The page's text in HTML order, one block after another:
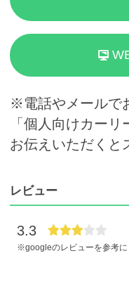
※電話やメールで
「個人向けカー
お伝えいただくと
レビュー
3.3
※googleのレビューを参考に